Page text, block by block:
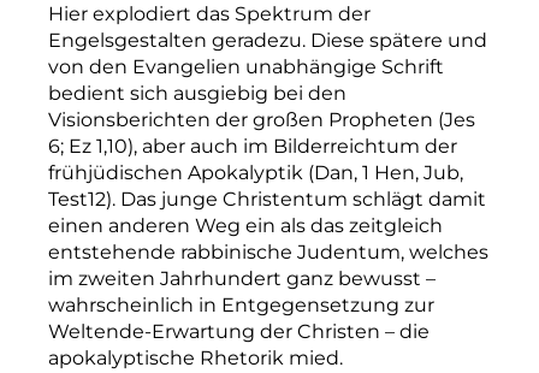
Hier explodiert das Spektrum der
Engelsgestalten geradezu. Diese spätere und
von den Evangelien unabhängige Schrift
bedient sich ausgiebig bei den
Visionsberichten der großen Propheten (Jes
6; Ez 1,10), aber auch im Bilderreichtum der
frühjüdischen Apokalyptik (Dan, 1 Hen, Jub,
Test12). Das junge Christentum schlägt damit
einen anderen Weg ein als das zeitgleich
entstehende rabbinische Judentum, welches
im zweiten Jahrhundert ganz bewusst –
wahrscheinlich in Entgegensetzung zur
Weltende-­Erwartung der Christen – die
apokalyptische Rhetorik mied.